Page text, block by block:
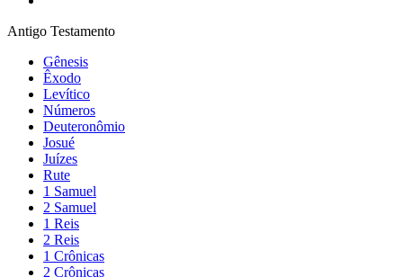
Antigo Testamento
Gênesis
Êxodo
Levítico
Números
Deuteronômio
Josué
Juízes
Rute
1 Samuel
2 Samuel
1 Reis
2 Reis
1 Crônicas
2 Crônicas